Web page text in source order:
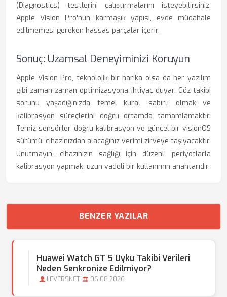
(Diagnostics) testlerini çalıştırmalarını isteyebilirsiniz.
Apple Vision Pro'nun karmaşık yapısı, evde müdahale
edilmemesi gereken hassas parçalar içerir.
Sonuç: Uzamsal Deneyiminizi Koruyun
Apple Vision Pro, teknolojik bir harika olsa da her yazılım
gibi zaman zaman optimizasyona ihtiyaç duyar. Göz takibi
sorunu yaşadığınızda temel kural, sabırlı olmak ve
kalibrasyon süreçlerini doğru ortamda tamamlamaktır.
Temiz sensörler, doğru kalibrasyon ve güncel bir visionOS
sürümü, cihazınızdan alacağınız verimi zirveye taşıyacaktır.
Unutmayın, cihazınızın sağlığı için düzenli periyotlarla
kalibrasyon yapmak, uzun vadeli bir kullanımın anahtarıdır.
BENZER YAZILAR
Huawei Watch GT 5 Uyku Takibi Verileri
Neden Senkronize Edilmiyor?
LEVERSNET 06.08.2026